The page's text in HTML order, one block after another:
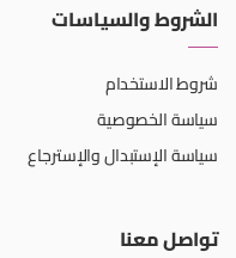
الشروط والسياسات
شروط الاستخدام
سياسة الخصوصية
سياسة الإستبدال والإسترجاع
تواصل معنا